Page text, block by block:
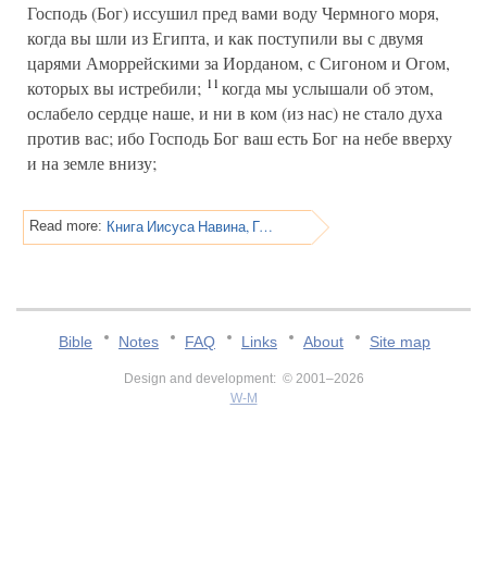
Господь (Бог) иссушил пред вами воду Чермного моря,
когда вы шли из Египта, и как поступили вы с двумя
царями Аморрейскими за Иорданом, с Сигоном и Огом,
которых вы истребили; 11когда мы услышали об этом,
ослабело сердце наше, и ни в ком (из нас) не стало духа
против вас; ибо Господь Бог ваш есть Бог на небе вверху
и на земле внизу;
Read more: Книга Иисуса Навина, Глава 2
Bible Notes FAQ Links About Site map
Design and development: © 2001–2026
W-M